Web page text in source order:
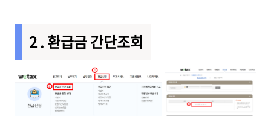
2 . 환급금 간단조회